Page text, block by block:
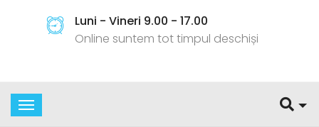
Luni - Vineri 9.00 - 17.00
Online suntem tot timpul deschiși